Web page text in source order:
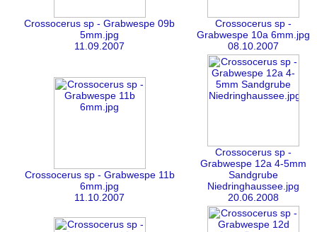
Crossocerus sp - Grabwespe 09b
5mm.jpg
11.09.2007
Crossocerus sp -
Grabwespe 10a 6mm.jpg
08.10.2007
Crossocerus sp - Grabwespe 11b
6mm.jpg
11.10.2007
Crossocerus sp -
Grabwespe 12a 4-5mm
Sandgrube
Niedringhaussee.jpg
20.06.2008